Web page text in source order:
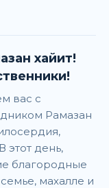
хайит!
вас с
Рамазан
этот день,
благородные
махалле и